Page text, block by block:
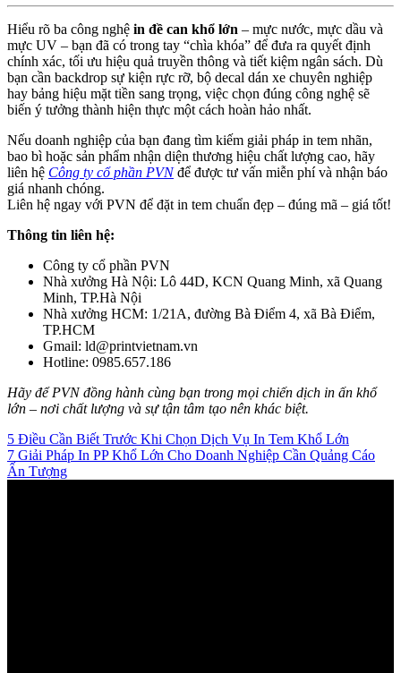
Hiểu rõ ba công nghệ in đề can khổ lớn – mực nước, mực dầu và
mực UV – bạn đã có trong tay “chìa khóa” để đưa ra quyết định
chính xác, tối ưu hiệu quả truyền thông và tiết kiệm ngân sách. Dù
bạn cần backdrop sự kiện rực rỡ, bộ decal dán xe chuyên nghiệp
hay bảng hiệu mặt tiền sang trọng, việc chọn đúng công nghệ sẽ
biến ý tưởng thành hiện thực một cách hoàn hảo nhất.
Nếu doanh nghiệp của bạn đang tìm kiếm giải pháp in tem nhãn,
bao bì hoặc sản phẩm nhận diện thương hiệu chất lượng cao, hãy
liên hệ Công ty cổ phần PVNđể được tư vấn miễn phí và nhận báo
giá nhanh chóng.
Liên hệ ngay với PVN để đặt in tem chuẩn đẹp – đúng mã – giá tốt!
Thông tin liên hệ:
Công ty cổ phần PVN
Nhà xưởng Hà Nội: Lô 44D, KCN Quang Minh, xã Quang
Minh, TP.Hà Nội
Nhà xưởng HCM: 1/21A, đường Bà Điểm 4, xã Bà Điểm,
TP.HCM
Gmail: ld@printvietnam.vn
Hotline: 0985.657.186
Hãy để PVN đồng hành cùng bạn trong mọi chiến dịch in ấn khổ
lớn – nơi chất lượng và sự tận tâm tạo nên khác biệt.
5 Điều Cần Biết Trước Khi Chọn Dịch Vụ In Tem Khổ Lớn
7 Giải Pháp In PP Khổ Lớn Cho Doanh Nghiệp Cần Quảng Cáo
Ấn Tượng